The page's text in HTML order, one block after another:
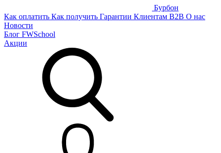
Бурбон
Как оплатить Как получить Гарантии Клиентам B2B О нас
Новости
Блог FWSchool
Акции